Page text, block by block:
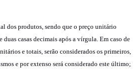
dos produtos, sendo que o preço unitário
duas casas decimais após a vírgula. Em caso de
e totais, serão considerados os primeiros,
e por extenso será considerado este último;